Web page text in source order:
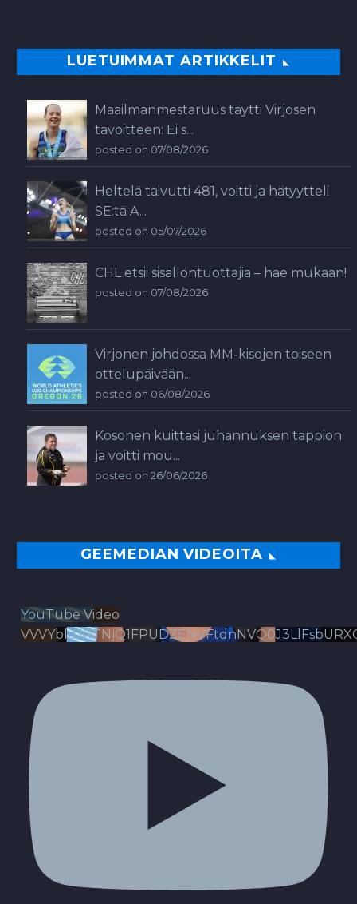
LUETUIMMAT ARTIKKELIT
Maailmanmestaruus täytti Virjosen
tavoitteen: Ei s...
posted on 07/08/2026
Heltelä taivutti 481, voitti ja hätyytteli
SE:tä A...
posted on 05/07/2026
CHL etsii sisällöntuottajia – hae mukaan!
posted on 07/08/2026
Virjonen johdossa MM-kisojen toiseen
ottelupäivään...
posted on 06/08/2026
Kosonen kuittasi juhannuksen tappion
ja voitti mou...
posted on 26/06/2026
GEEMEDIAN VIDEOITA
YouTube Video